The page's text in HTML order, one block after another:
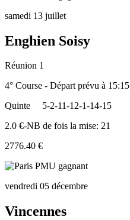
samedi 13 juillet
Enghien Soisy
Réunion 1
4° Course - Départ prévu à 15:15
Quinte
5-2-11-12-1-14-15
2.0 €-NB de fois la mise: 21
2776.40 €
vendredi 05 décembre
Vincennes